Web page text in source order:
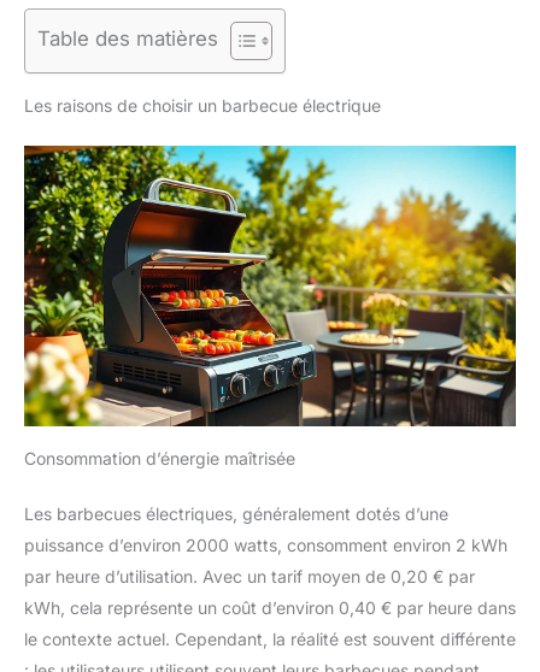
Table des matières
Les raisons de choisir un barbecue électrique
Consommation d’énergie maîtrisée
Les barbecues électriques, généralement dotés d’une
puissance d’environ 2000 watts, consomment environ 2 kWh
par heure d’utilisation. Avec un tarif moyen de 0,20 € par
kWh, cela représente un coût d’environ 0,40 € par heure dans
le contexte actuel. Cependant, la réalité est souvent différente